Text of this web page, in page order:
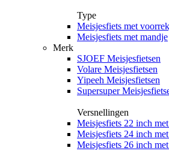
Type
Meisjesfiets met
Meisjesfiets met mandje
Merk
SJOEF Meisjesfietsen
Volare Meisjesfietsen
Yipeeh Meisjesfietsen
Supersuper
Versnellingen
Meisjesfiets 22 inch
Meisjesfiets 24 inch
Meisjesfiets 26 inch